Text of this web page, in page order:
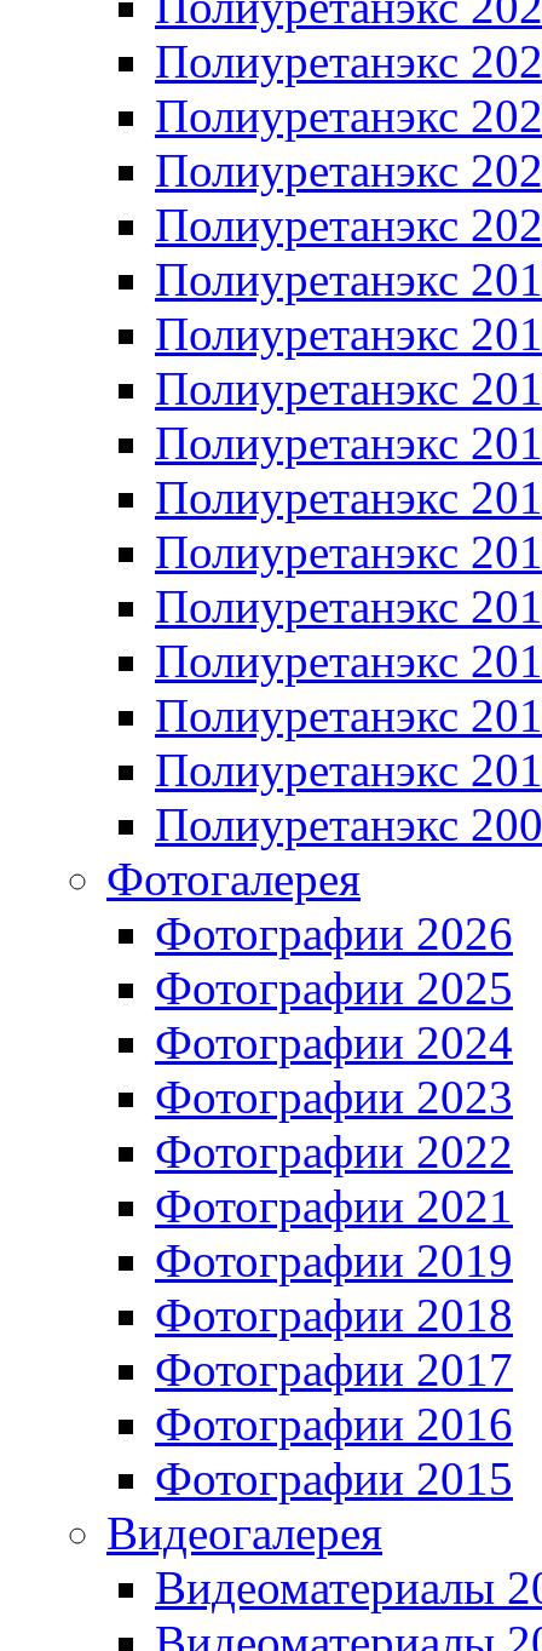
Полиуретанэкс
Полиуретанэкс
Полиуретанэкс
Полиуретанэкс
Полиуретанэкс
Полиуретанэкс
Полиуретанэкс
Полиуретанэкс
Полиуретанэкс
Полиуретанэкс
Полиуретанэкс
Полиуретанэкс
Полиуретанэкс
Полиуретанэкс
Полиуретанэкс
Фотогалерея
Фотографии 2026
Фотографии 2025
Фотографии 2024
Фотографии 2023
Фотографии 2022
Фотографии 2021
Фотографии 2019
Фотографии 2018
Фотографии 2017
Фотографии 2016
Фотографии 2015
Видеогалерея
Видеоматериалы